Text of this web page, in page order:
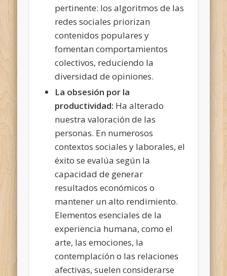
pertinente: los algoritmos de las
redes sociales priorizan
contenidos populares y
fomentan comportamientos
colectivos, reduciendo la
diversidad de opiniones.
La obsesión por la
productividad: Ha alterado
nuestra valoración de las
personas. En numerosos
contextos sociales y laborales, el
éxito se evalúa según la
capacidad de generar
resultados económicos o
mantener un alto rendimiento.
Elementos esenciales de la
experiencia humana, como el
arte, las emociones, la
contemplación o las relaciones
afectivas, suelen considerarse